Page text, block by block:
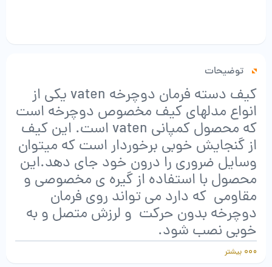
توضیحات
کیف دسته فرمان دوچرخه vaten یکی از
انواع مدلهای کیف مخصوص دوچرخه است
که محصول کمپانی vaten است. این کیف
از گنجایش خوبی برخوردار است که میتوان
وسایل ضروری را درون خود جای دهد.این
محصول با استفاده از گیره ی مخصوصی و
مقاومی که دارد می تواند روی فرمان
دوچرخه بدون حرکت و لرزش متصل و به
خوبی نصب شود.
کیف فرمان دوچرخه Vaten
بیشتر